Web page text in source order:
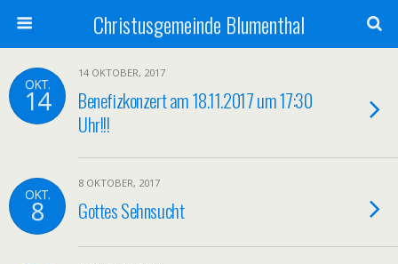
Christusgemeinde Blumenthal
OKT.
14
14 OKTOBER, 2017
Benefizkonzert am 18.11.2017 um 17:30
Uhr!!!
OKT.
8
8 OKTOBER, 2017
Gottes Sehnsucht